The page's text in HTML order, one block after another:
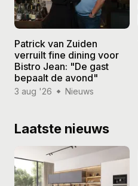
Patrick van Zuiden
verruilt fine dining voor
Bistro Jean: "De gast
bepaalt de avond"
3 aug '26 Nieuws
Laatste nieuws